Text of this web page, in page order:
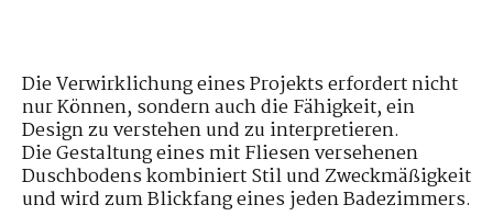
Die Verwirklichung eines Projekts erfordert nicht
nur Können, sondern auch die Fähigkeit, ein
Design zu verstehen und zu interpretieren.
Die Gestaltung eines mit Fliesen versehenen
Duschbodens kombiniert Stil und Zweckmäßigkeit
und wird zum Blickfang eines jeden Badezimmers.